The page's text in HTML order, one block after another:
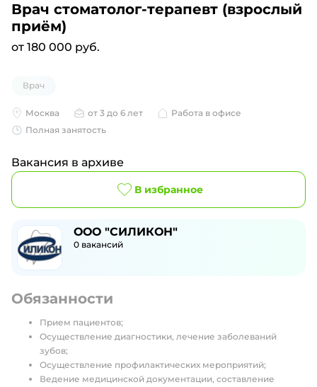
Врач стоматолог-терапевт (взрослый
приём)
от 180 000 руб.
Врач
Москва от 3 до 6 лет
Работа в офисе
Полная занятость
Вакансия в архиве
В избранное
ООО "СИЛИКОН"
0 вакансий
Обязанности
Прием пациентов;
Осуществление диагностики, лечение заболеваний
зубов;
Осуществление профилактических мероприятий;
Ведение медицинской документации, составление